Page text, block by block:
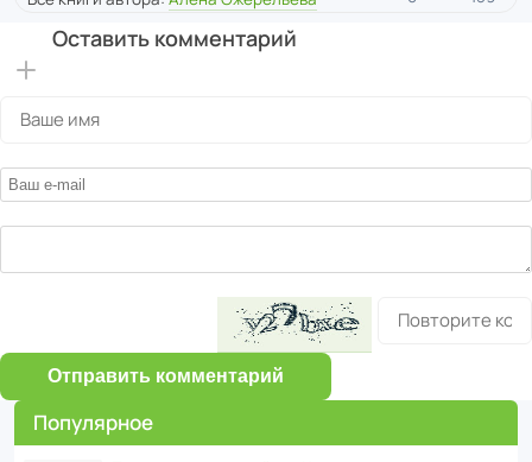
Оставить комментарий
Отправить комментарий
Популярное